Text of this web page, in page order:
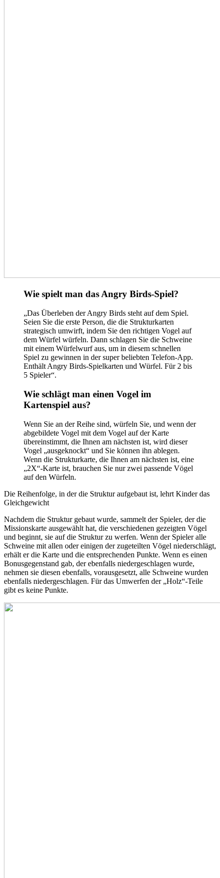
Wie spielt man das Angry Birds-Spiel?
„Das Überleben der Angry Birds steht auf dem Spiel.
Seien Sie die erste Person, die die Strukturkarten
strategisch umwirft, indem Sie den richtigen Vogel auf
dem Würfel würfeln. Dann schlagen Sie die Schweine
mit einem Würfelwurf aus, um in diesem schnellen
Spiel zu gewinnen in der super beliebten Telefon-App.
Enthält Angry Birds-Spielkarten und Würfel. Für 2 bis
5 Spieler“.
Wie schlägt man einen Vogel im
Kartenspiel aus?
Wenn Sie an der Reihe sind, würfeln Sie, und wenn der
abgebildete Vogel mit dem Vogel auf der Karte
übereinstimmt, die Ihnen am nächsten ist, wird dieser
Vogel „ausgeknockt“ und Sie können ihn ablegen.
Wenn die Strukturkarte, die Ihnen am nächsten ist, eine
„2X“-Karte ist, brauchen Sie nur zwei passende Vögel
auf den Würfeln.
Die Reihenfolge, in der die Struktur aufgebaut ist, lehrt Kinder das
Gleichgewicht
Nachdem die Struktur gebaut wurde, sammelt der Spieler, der die
Missionskarte ausgewählt hat, die verschiedenen gezeigten Vögel
und beginnt, sie auf die Struktur zu werfen. Wenn der Spieler alle
Schweine mit allen oder einigen der zugeteilten Vögel niederschlägt,
erhält er die Karte und die entsprechenden Punkte. Wenn es einen
Bonusgegenstand gab, der ebenfalls niedergeschlagen wurde,
nehmen sie diesen ebenfalls, vorausgesetzt, alle Schweine wurden
ebenfalls niedergeschlagen. Für das Umwerfen der „Holz“-Teile
gibt es keine Punkte.